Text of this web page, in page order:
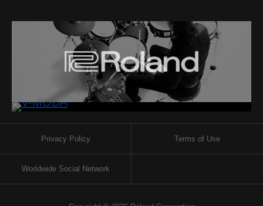
Privacy Policy Terms of Use
Worldwide Social Network